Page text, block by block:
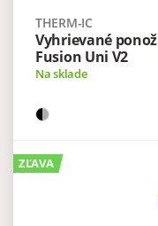
THERM-IC
Vyhrievané
Fusion Uni V2
Na sklade
ZĽAVA